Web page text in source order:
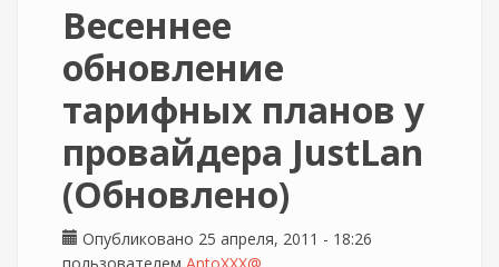
Весеннее
обновление
тарифных планов у
провайдера JustLan
(Обновлено)
Опубликовано 25 апреля, 2011 - 18:26